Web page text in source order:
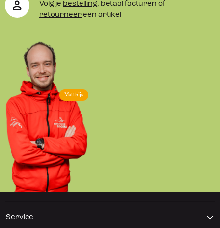
Matthijs
Volg je bestelling, betaal facturen of
retourneer een artikel
Service